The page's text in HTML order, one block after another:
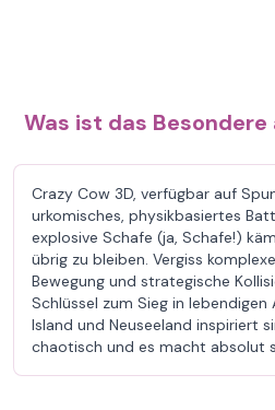
Was ist das Besondere
Crazy Cow 3D, verfügbar auf
urkomisches, physikbasiertes
explosive Schafe (ja, Schafe!)
übrig zu bleiben. Vergiss
Bewegung und strategische
Schlüssel zum Sieg in lebendigen
Island und Neuseeland inspiriert
chaotisch und es macht absolut